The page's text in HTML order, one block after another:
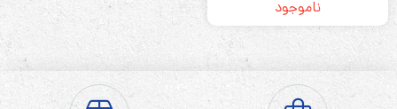
ناموجود